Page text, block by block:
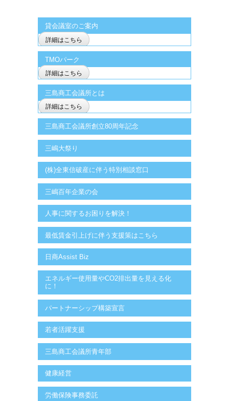
貸会議室のご案内
詳細はこちら
TMOパーク
詳細はこちら
三島商工会議所とは
詳細はこちら
三島商工会議所創立80周年記念
三嶋大祭り
(株)全東信破産に伴う特別相談窓口
三嶋百年企業の会
人事に関するお困りを解決！
最低賃金引上げに伴う支援策はこちら
日商Assist Biz
エネルギー使用量やCO2排出量を見える化
に！
パートナーシップ構築宣言
若者活躍支援
三島商工会議所青年部
健康経営
労働保険事務委託